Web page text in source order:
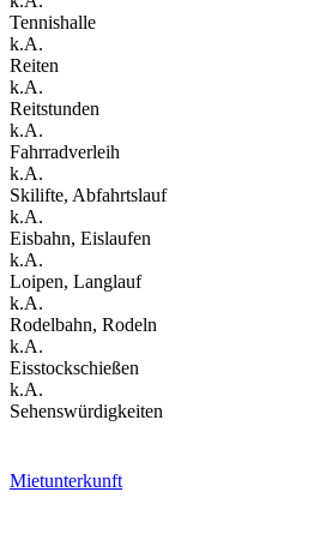
Tennishalle
k.A.
Reiten
k.A.
Reitstunden
k.A.
Fahrradverleih
k.A.
Skilifte, Abfahrtslauf
k.A.
Eisbahn, Eislaufen
k.A.
Loipen, Langlauf
k.A.
Rodelbahn, Rodeln
k.A.
Eisstockschießen
k.A.
Sehenswürdigkeiten
Mietunterkunft